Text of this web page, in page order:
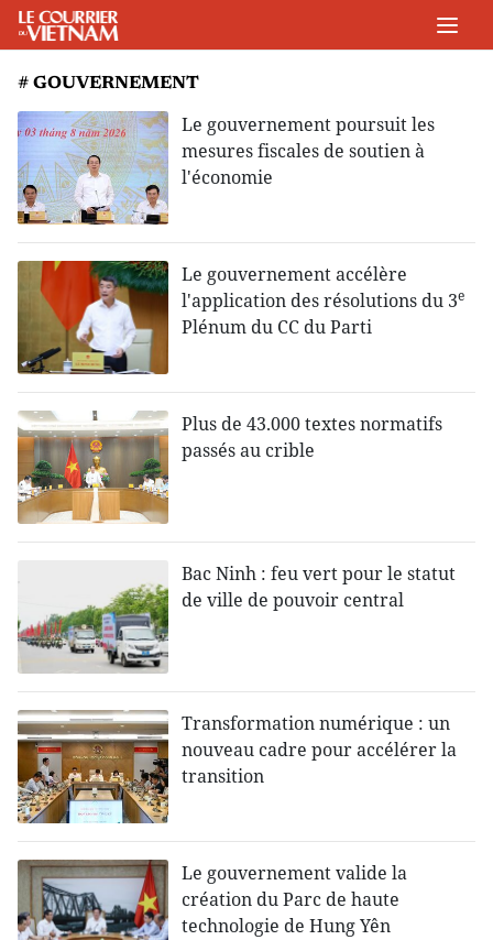
# GOUVERNEMENT
Le gouvernement poursuit les
mesures fiscales de soutien à
l'économie
Le gouvernement accélère
l'application des résolutions du 3e
Plénum du CC du Parti
Plus de 43.000 textes normatifs
passés au crible
Bac Ninh : feu vert pour le statut
de ville de pouvoir central
Transformation numérique : un
nouveau cadre pour accélérer la
transition
Le gouvernement valide la
création du Parc de haute
technologie de Hung Yên